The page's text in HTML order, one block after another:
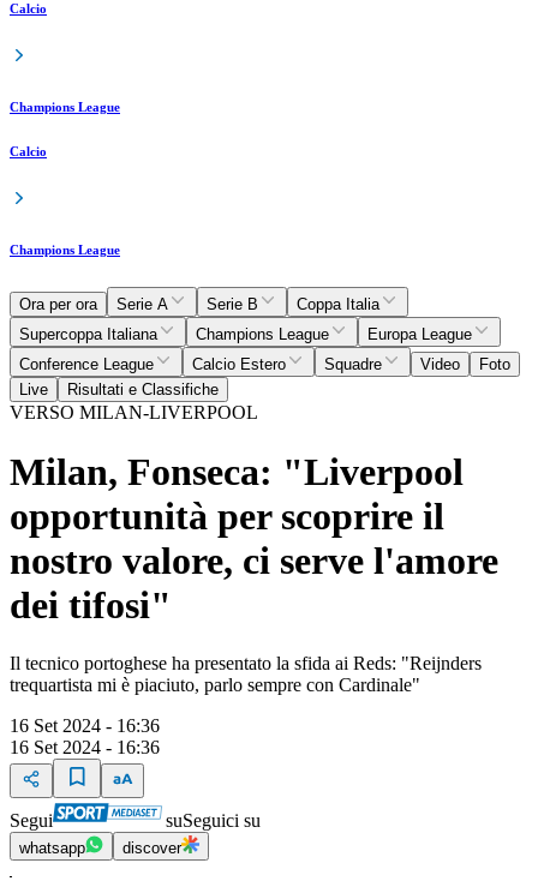
Calcio
Champions League
Calcio
Champions League
Ora per ora Serie A Serie B
Coppa Italia
Supercoppa Italiana
Champions League
Europa League
Conference League
Calcio Estero Squadre Video
Foto
Live
Risultati e Classifiche
VERSO MILAN-LIVERPOOL
Milan, Fonseca: "Liverpool
opportunità per scoprire il
nostro valore, ci serve l'amore
dei tifosi"
Il tecnico portoghese ha presentato la sfida ai Reds: "Reijnders
trequartista mi è piaciuto, parlo sempre con Cardinale"
16 Set 2024 - 16:36
16 Set 2024 - 16:36
Segui suSeguici su
whatsapp discover